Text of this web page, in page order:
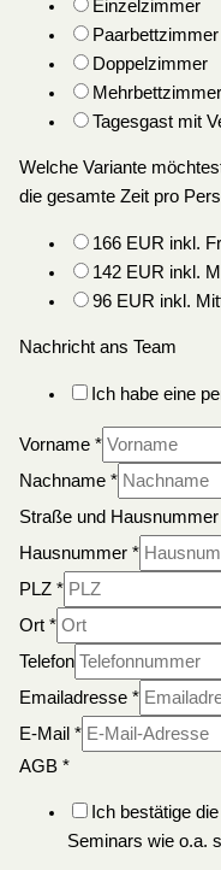
Einzelzimmer
Paarbettzimmer
Doppelzimmer
Mehrbettzimmer
Tagesgast mit
Welche Variante
die gesamte Zeit pro
166 EUR inkl.
142 EUR inkl.
96 EUR inkl.
Nachricht ans Team
Ich habe eine
Vorname *
Nachname *
Straße und Hausnummer
Hausnummer *
PLZ *
Ort *
Telefon
Emailadresse *
E-Mail *
AGB *
Ich bestätige
Seminars wie o.a.